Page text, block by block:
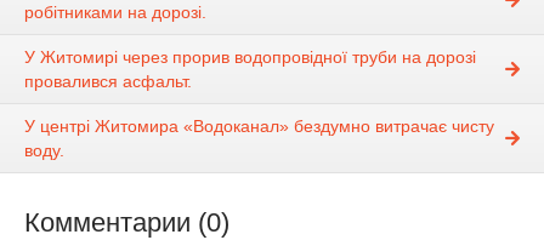
робітниками на дорозі.
У Житомирі через прорив водопровідної труби на дорозі
провалився асфальт.
У центрі Житомира «Водоканал» бездумно витрачає чисту
воду.
Комментарии (0)